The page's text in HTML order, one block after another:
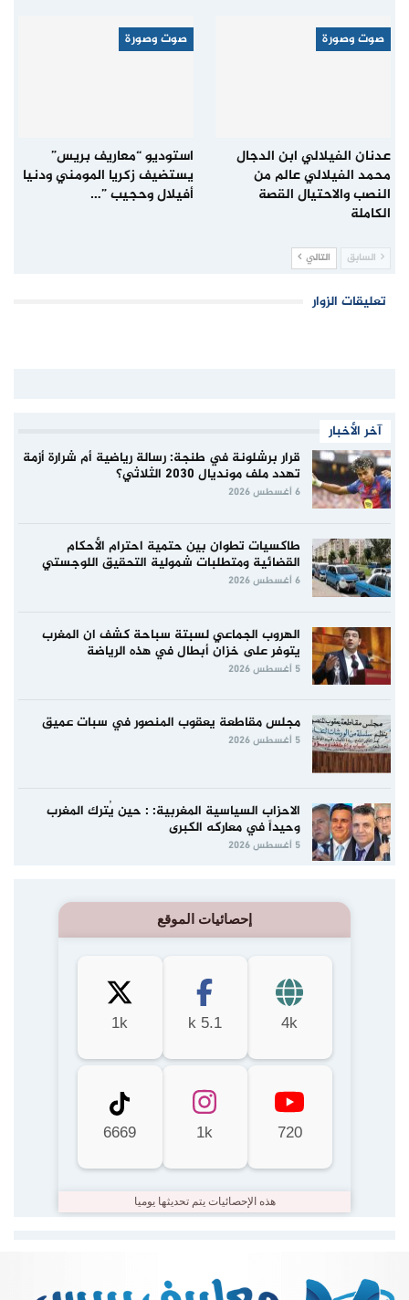
صوت وصورة
عدنان الفيلالي ابن الدجال
محمد الفيلالي عالم من
النصب والاحتيال القصة
الكاملة
صوت وصورة
استوديو “معاريف بريس”
يستضيف زكريا المومني ودنيا
أفيلال وحجيب ”…
السابق التالي
تعليقات الزوار
آخر الأخبار
قرار برشلونة في طنجة: رسالة رياضية أم شرارة أزمة
تهدد ملف مونديال 2030 الثلاثي؟
6 أغسطس 2026
طاكسيات تطوان بين حتمية احترام الأحكام
القضائية ومتطلبات شمولية التحقيق اللوجستي
6 أغسطس 2026
الهروب الجماعي لسبتة سباحة كشف ان المغرب
يتوفر على خزان أبطال في هذه الرياضة
5 أغسطس 2026
مجلس مقاطعة يعقوب المنصور في سبات عميق
5 أغسطس 2026
الاحزاب السياسية المغربية: : حين يُترك المغرب
وحيداً في معاركه الكبرى
5 أغسطس 2026
إحصائيات الموقع
4k
5.1 k
1k
720
1k
6669
هذه الإحصائيات يتم تحديثها يوميا